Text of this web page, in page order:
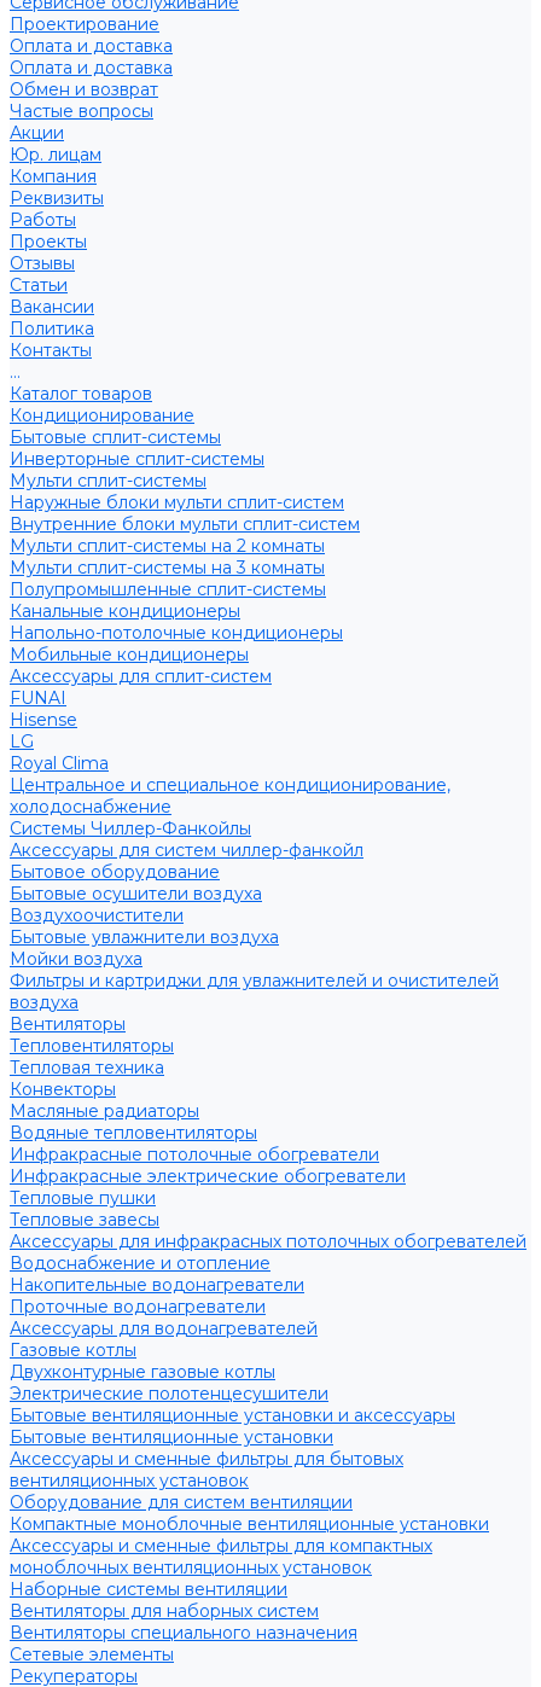
Проектирование
Оплата и доставка
Оплата и доставка
Обмен и возврат
Частые вопросы
Акции
Юр. лицам
Компания
Реквизиты
Работы
Проекты
Отзывы
Статьи
Вакансии
Политика
Контакты
...
Каталог товаров
Кондиционирование
Бытовые сплит-системы
Инверторные сплит-системы
Мульти сплит-системы
Наружные блоки мульти сплит-систем
Внутренние блоки мульти сплит-систем
Мульти сплит-системы на 2 комнаты
Мульти сплит-системы на 3 комнаты
Полупромышленные сплит-системы
Канальные кондиционеры
Напольно-потолочные кондиционеры
Мобильные кондиционеры
Аксессуары для сплит-систем
FUNAI
Hisense
LG
Royal Clima
Центральное и специальное кондиционирование,
холодоснабжение
Системы Чиллер-Фанкойлы
Аксессуары для систем чиллер-фанкойл
Бытовое оборудование
Бытовые осушители воздуха
Воздухоочистители
Бытовые увлажнители воздуха
Мойки воздуха
Фильтры и картриджи для увлажнителей и очистителей
воздуха
Вентиляторы
Тепловентиляторы
Тепловая техника
Конвекторы
Масляные радиаторы
Водяные тепловентиляторы
Инфракрасные потолочные обогреватели
Инфракрасные электрические обогреватели
Тепловые пушки
Тепловые завесы
Аксессуары для инфракрасных потолочных обогревателей
Водоснабжение и отопление
Накопительные водонагреватели
Проточные водонагреватели
Аксессуары для водонагревателей
Газовые котлы
Двухконтурные газовые котлы
Электрические полотенцесушители
Бытовые вентиляционные установки и аксессуары
Бытовые вентиляционные установки
Аксессуары и сменные фильтры для бытовых
вентиляционных установок
Оборудование для систем вентиляции
Компактные моноблочные вентиляционные установки
Аксессуары и сменные фильтры для компактных
моноблочных вентиляционных установок
Наборные системы вентиляции
Вентиляторы для наборных систем
Вентиляторы специального назначения
Сетевые элементы
Рекуператоры